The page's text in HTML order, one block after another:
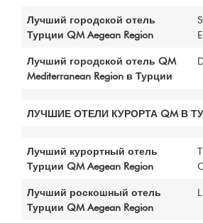
Лучший городской отель
Турции QM Aegean Region
Лучший городской отель QM
Mediterranean Region в Турции
ЛУЧШИЕ ОТЕЛИ КУРОРТА QM В
Лучший курортный отель
Турции QM Aegean Region
Лучший роскошный отель
Турции QM Aegean Region